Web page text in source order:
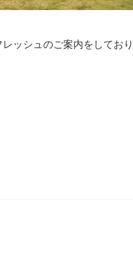
ッシュのご案内をしてお